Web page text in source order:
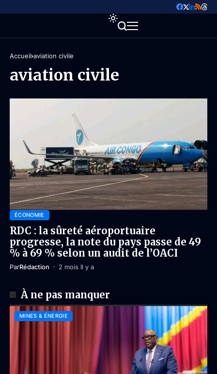
Accueil aviation civile
aviation civile
ÉCONOMIE
RDC : la sûreté aéroportuaire
progresse, la note du pays passe de 49
% à 69 % selon un audit de l’OACI
ParRédaction 2 mois Il y a
À ne pas manquer
MINES & ÉNERGIE